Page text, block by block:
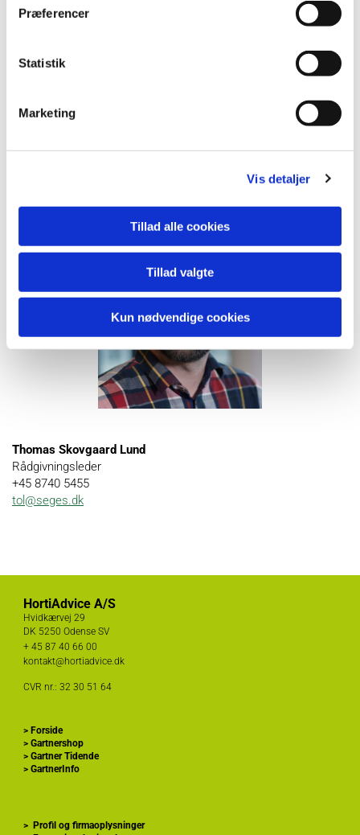
Præferencer
Statistik
Marketing
Vis detaljer
Tillad alle cookies
Tillad valgte
Kun nødvendige cookies
Projektet er søgt af Aarhus Universitet som et GUDP projekt,
hvor GartneriRådgivningen deltager i demonstrationsdelen.
GartneriRådgivningen har fået tilskud fra Promilleafgiftsfonden
for frugtavlen og gartneribruget i 2015, 2016 og i 2017
KONTAKT
Thomas Skovgaard Lund
Rådgivningsleder
+45 8740 5455
tol@seges.dk
HortiAdvice A/S
Hvidkærvej 29
DK 5250 Odense SV
+ 45 87 40 66 00
kontakt@hortiadvice.dk
CVR nr.: 32 30 51 64
> Forside
> Gartnershop
> Gartner Tidende
> GartnerInfo
> Profil og firmaoplysninger